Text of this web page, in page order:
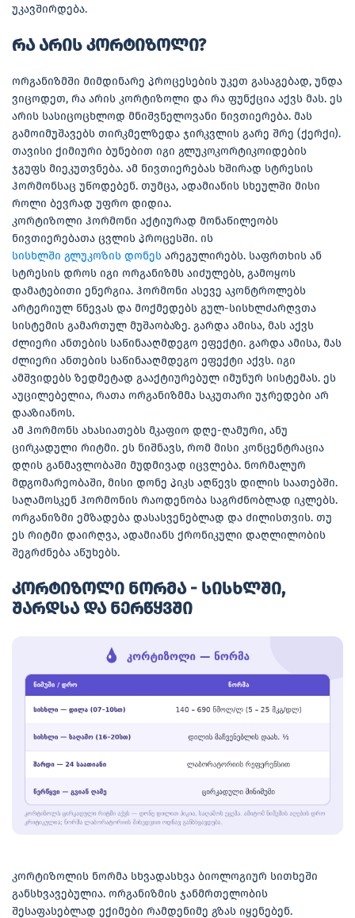
უკავშირდება.
რა არის კორტიზოლი?
ორგანიზმში მიმდინარე პროცესების უკეთ გასაგებად, უნდა
ვიცოდეთ, რა არის კორტიზოლი და რა ფუნქცია აქვს მას. ეს
არის სასიცოცხლოდ მნიშვნელოვანი ნივთიერება. მას
გამოიმუშავებს თირკმელზედა ჯირკვლის გარე შრე (ქერქი).
თავისი ქიმიური ბუნებით იგი გლუკოკორტიკოიდების
ჯგუფს მიეკუთვნება. ამ ნივთიერებას ხშირად სტრესის
ჰორმონსაც უწოდებენ. თუმცა, ადამიანის სხეულში მისი
როლი ბევრად უფრო დიდია.
კორტიზოლი ჰორმონი აქტიურად მონაწილეობს
ნივთიერებათა ცვლის პროცესში. ის
სისხლში გლუკოზის დონეს არეგულირებს. საფრთხის ან
სტრესის დროს იგი ორგანიზმს აიძულებს, გამოყოს
დამატებითი ენერგია. ჰორმონი ასევე აკონტროლებს
არტერიულ წნევას და მოქმედებს გულ-სისხლძარღვთა
სისტემის გამართულ მუშაობაზე. გარდა ამისა, მას აქვს
ძლიერი ანთების საწინააღმდეგო ეფექტი. გარდა ამისა, მას
ძლიერი ანთების საწინააღმდეგო ეფექტი აქვს. იგი
ამშვიდებს ზედმეტად გააქტიურებულ იმუნურ სისტემას. ეს
აუცილებელია, რათა ორგანიზმმა საკუთარი უჯრედები არ
დააზიანოს.
ამ ჰორმონს ახასიათებს მკაფიო დღე-ღამური, ანუ
ცირკადული რიტმი. ეს ნიშნავს, რომ მისი კონცენტრაცია
დღის განმავლობაში მუდმივად იცვლება. ნორმალურ
მდგომარეობაში, მისი დონე პიკს აღწევს დილის საათებში.
საღამოსკენ ჰორმონის რაოდენობა საგრძნობლად იკლებს.
ორგანიზმი ემზადება დასასვენებლად და ძილისთვის. თუ
ეს რიტმი დაირღვა, ადამიანს ქრონიკული დაღლილობის
შეგრძნება აწუხებს.
კორტიზოლი ნორმა - სისხლში,
შარდსა და ნერწყვში
კორტიზოლის ნორმა სხვადასხვა ბიოლოგიურ სითხეში
განსხვავებულია. ორგანიზმის ჯანმრთელობის
შესაფასებლად ექიმები რამდენიმე გზას იყენებენ.